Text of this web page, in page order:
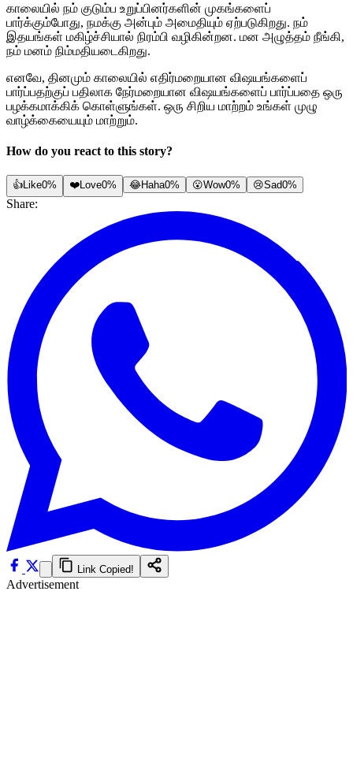
காலையில் நம் குடும்ப உறுப்பினர்களின் முகங்களைப்
பார்க்கும்போது, நமக்கு அன்பும் அமைதியும் ஏற்படுகிறது. நம்
இதயங்கள் மகிழ்ச்சியால் நிரம்பி வழிகின்றன. மன அழுத்தம் நீங்கி,
நம் மனம் நிம்மதியடைகிறது.
எனவே, தினமும் காலையில் எதிர்மறையான விஷயங்களைப்
பார்ப்பதற்குப் பதிலாக நேர்மறையான விஷயங்களைப் பார்ப்பதை ஒரு
பழக்கமாக்கிக் கொள்ளுங்கள். ஒரு சிறிய மாற்றம் உங்கள் முழு
வாழ்க்கையையும் மாற்றும்.
How do you react to this story?
👍Like0% ❤️Love0% 😂Haha0% 😮Wow0% 😢Sad0%
Share:
Link Copied!
Advertisement